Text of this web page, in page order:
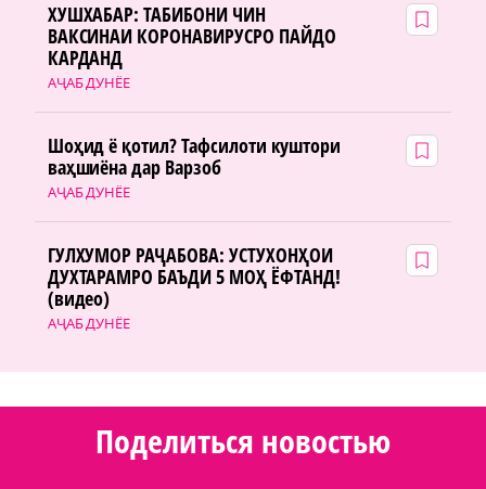
АҶАБ ДУНЁЕ
ХУШХАБАР: ТАБИБОНИ ЧИН
ВАКСИНАИ КОРОНАВИРУСРО ПАЙДО
КАРДАНД
АҶАБ ДУНЁЕ
Шоҳид ё қотил? Тафсилоти куштори
ваҳшиёна дар Варзоб
АҶАБ ДУНЁЕ
ГУЛХУМОР РАҶАБОВА: УСТУХОНҲОИ
ДУХТАРАМРО БАЪДИ 5 МОҲ ЁФТАНД!
(видео)
Поделиться новостью